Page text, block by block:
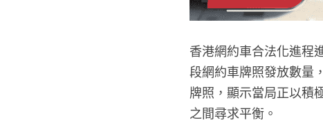
香港網約車合法化進程
段網約車牌照發放數量
牌照，顯示當局正以積
之間尋求平衡。